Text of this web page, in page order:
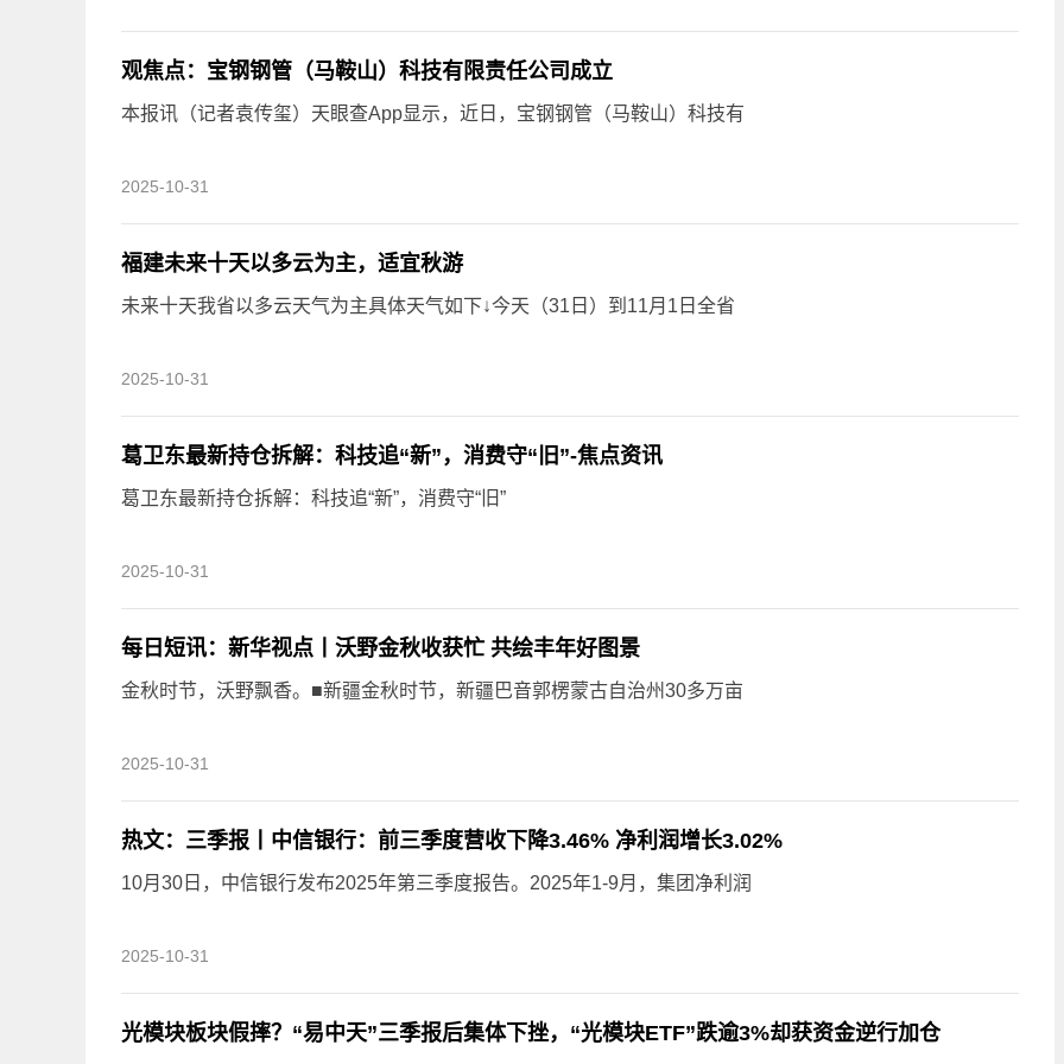
观焦点：宝钢钢管（马鞍山）科技有限责任公司成立
本报讯（记者袁传玺）天眼查App显示，近日，宝钢钢管（马鞍山）科技有
2025-10-31
福建未来十天以多云为主，适宜秋游
未来十天我省以多云天气为主具体天气如下↓今天（31日）到11月1日全省
2025-10-31
葛卫东最新持仓拆解：科技追“新”，消费守“旧”-焦点资讯
葛卫东最新持仓拆解：科技追“新”，消费守“旧”
2025-10-31
每日短讯：新华视点丨沃野金秋收获忙 共绘丰年好图景
金秋时节，沃野飘香。■新疆金秋时节，新疆巴音郭楞蒙古自治州30多万亩
2025-10-31
热文：三季报丨中信银行：前三季度营收下降3.46% 净利润增长3.02%
10月30日，中信银行发布2025年第三季度报告。2025年1-9月，集团净利润
2025-10-31
光模块板块假摔？“易中天”三季报后集体下挫，“光模块ETF”跌逾3%却获资金逆行加仓